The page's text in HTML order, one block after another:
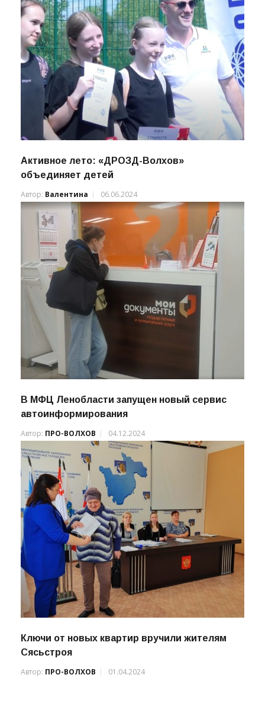
Активное лето: «ДРОЗД-Волхов»
объединяет детей
Автор: Валентина 06.06.2024
В МФЦ Ленобласти запущен новый сервис
автоинформирования
Автор: ПРО-ВОЛХОВ 04.12.2024
Ключи от новых квартир вручили жителям
Сясьстроя
Автор: ПРО-ВОЛХОВ 01.04.2024